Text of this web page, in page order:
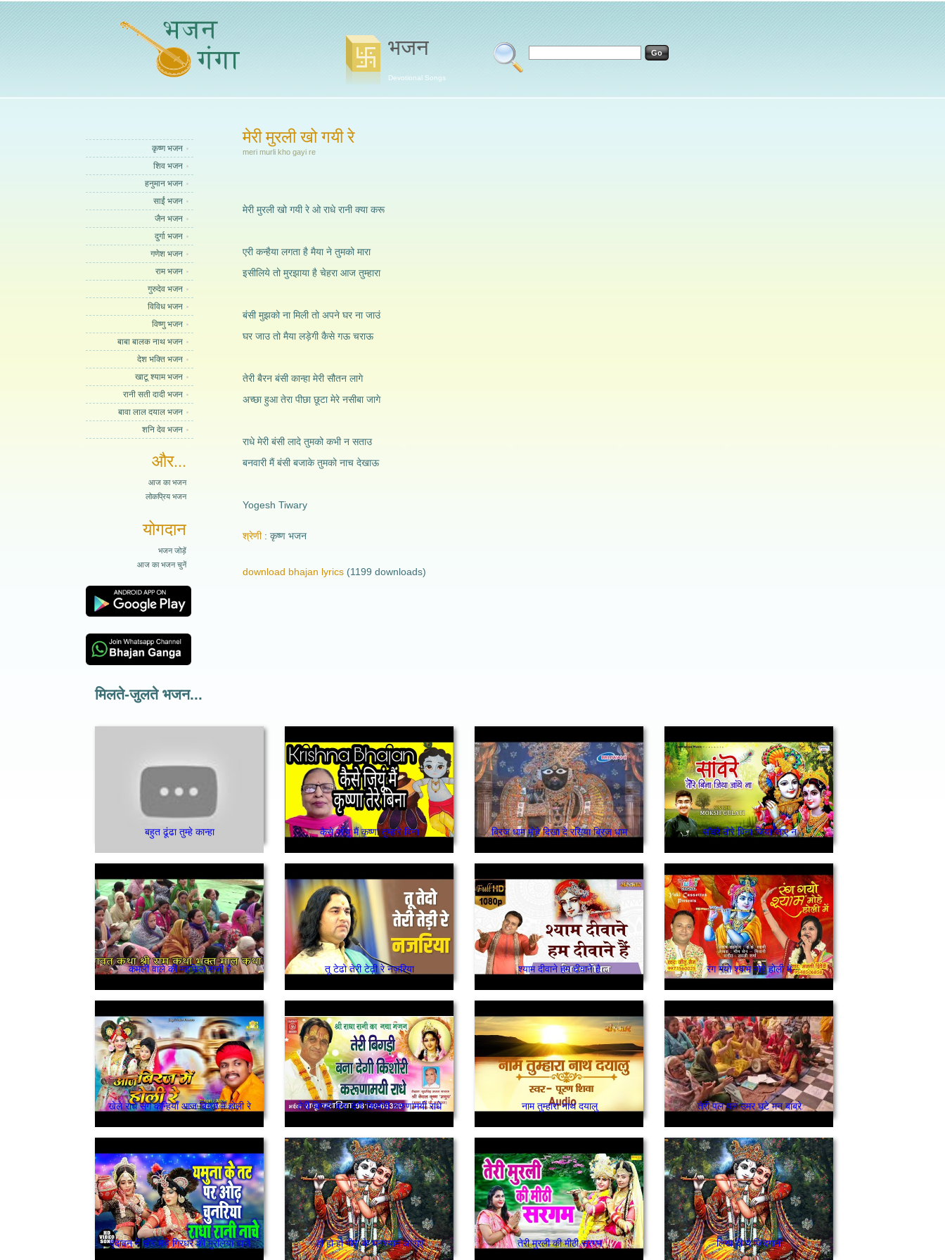
भजन
Devotional Songs
कृष्ण भजन
शिव भजन
हनुमान भजन
साईं भजन
जैन भजन
दुर्गा भजन
गणेश भजन
राम भजन
गुरुदेव भजन
विविध भजन
विष्णु भजन
बाबा बालक नाथ भजन
देश भक्ति भजन
खाटू श्याम भजन
रानी सती दादी भजन
बावा लाल दयाल भजन
शनि देव भजन
और...
आज का भजन
लोकप्रिय भजन
योगदान
भजन जोड़ें
आज का भजन चुनें
मेरी मुरली खो गयी रे
meri murli kho gayi re
मेरी मुरली खो गयी रे ओ राधे रानी क्या करू
एरी कन्हैया लगता है मैया ने तुमको मारा
इसीलिये तो मुरझाया है चेहरा आज तुम्हारा
बंसी मुझको ना मिली तो अपने घर ना जाउं
घर जाउ तो मैया लड़ेगी कैसे गऊ चराऊ
तेरी बैरन बंसी कान्हा मेरी सौतन लागे
अच्छा हुआ तेरा पीछा छूटा मेरे नसीबा जागे
राधे मेरी बंसी लादे तुमको कभी न सताउ
बनवारी मैं बंसी बजाके तुमको नाच देखाऊ
Yogesh Tiwary
श्रेणी कृष्ण भजन
download bhajan lyrics (1199 downloads)
मिलते-जुलते भजन...
बहुत ढूंढा तुम्हे कान्हा कैसे जीयु मैं कृष्णा तुम्हारे बिना ब्रिज धाम मोहे दिखा दे रसिया ब्रिज धाम साँवरे तोरे बिना जिया जाए न
कमली वाले की महफ़िल सजी है तू टेढो तेरी टेढ़ी रे नज़रिया श्याम दीवाने हम दीवाने है रंग गयो श्याम मोहे होली में
खेले राधे संग कन्हियाँ आज बिरज में होली रे तेरी बिगड़ी बना देगी किशोरी करुणामयी राधे नाम तुम्हारा नाथ दयालु तेरी पल पल उमर घटे मन बांबरे
वृंदावन में छोर मचे गिरधर की मुरलिया बाजे हो हो हो मीरा के घनश्याम आ गए तेरी मुरली की मीठी सरगम लिख दी ये जिंदगानी